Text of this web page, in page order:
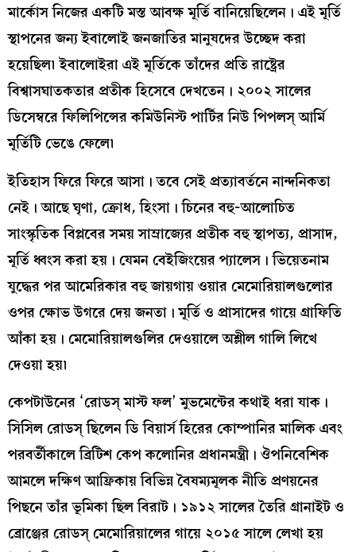
মার্কোস নিজের একটি মস্ত আবক্ষ মূর্তি বানিয়েছিলেন। এই মূর্তি
স্থাপনের জন্য ইবালোই জনজাতির মানুষদের উচ্ছেদ করা
হয়েছিল৷ ইবালোইরা এই মূর্তিকে তাঁদের প্রতি রাষ্ট্রের
বিশ্বাসঘাতকতার প্রতীক হিসেবে দেখতেন। ২০০২ সালের
ডিসেম্বরে ফিলিপিন্সের কমিউনিস্ট পার্টির নিউ পিপলস্ আর্মি
মূর্তিটি ভেঙে ফেলে৷
ইতিহাস ফিরে ফিরে আসা। তবে সেই প্রত্যাবর্তনে নান্দনিকতা
নেই। আছে ঘৃণা, ক্রোধ, হিংসা। চিনের বহু-আলোচিত
সাংস্কৃতিক বিপ্লবের সময় সাম্রাজ্যের প্রতীক বহু স্থাপত্য, প্রাসাদ,
মূর্তি ধ্বংস করা হয়। যেমন বেইজিংয়ের প্যালেস। ভিয়েতনাম
যুদ্ধের পর আমেরিকার বহু জায়গায় ওয়ার মেমোরিয়ালগুলোর
ওপর ক্ষোভ উগরে দেয় জনতা। মূর্তি ও প্রাসাদের গায়ে গ্রাফিতি
আঁকা হয়। মেমোরিয়ালগুলির দেওয়ালে অশ্লীল গালি লিখে
দেওয়া হয়৷
কেপটাউনের ‘রোডস্ মাস্ট ফল’ মুভমেন্টের কথাই ধরা যাক।
সিসিল রোডস্ ছিলেন ডি বিয়ার্স হিরের কোম্পানির মালিক এবং
পরবর্তীকালে ব্রিটিশ কেপ কলোনির প্রধানমন্ত্রী। ঔপনিবেশিক
আমলে দক্ষিণ আফ্রিকায় বিভিন্ন বৈষম্যমূলক নীতি প্রণয়নের
পিছনে তাঁর ভূমিকা ছিল বিরাট। ১৯১২ সালের তৈরি গ্রানাইট ও
ব্রোঞ্জের রোডস্ মেমোরিয়ালের গায়ে ২০১৫ সালে লেখা হয়